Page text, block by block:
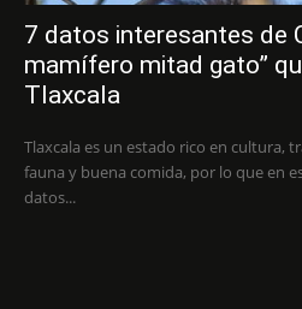
7 datos interesantes de
mamífero mitad gato”
Tlaxcala
Tlaxcala es un estado rico en cultura,
fauna y buena comida, por lo que en
datos...